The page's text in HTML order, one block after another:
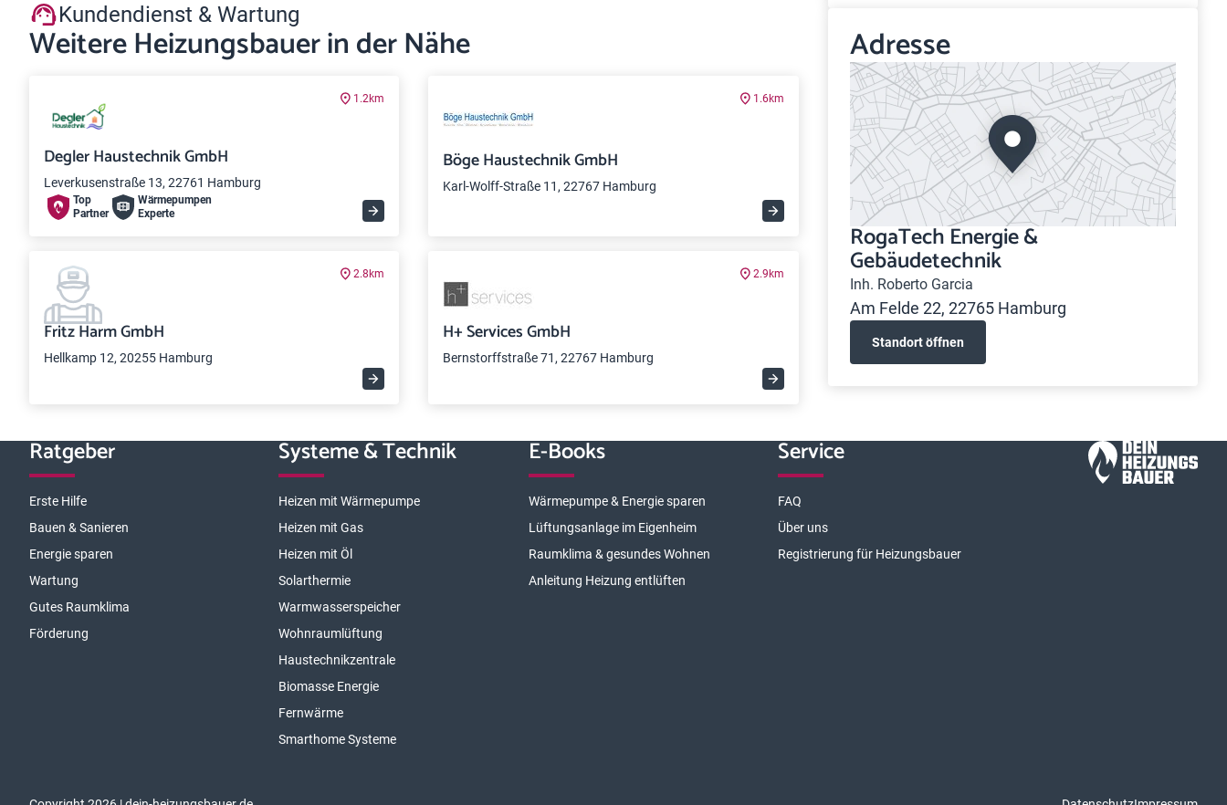
Kundendienst & Wartung
Weitere Heizungsbauer in der Nähe
1.2km
Degler Haustechnik GmbH
Leverkusenstraße 13, 22761 Hamburg
Top
Partner
Wärme­pumpen
Experte
1.6km
Böge Haustechnik GmbH
Karl-Wolff-Straße 11, 22767 Hamburg
2.8km
Fritz Harm GmbH
Hellkamp 12, 20255 Hamburg
2.9km
H+ Services GmbH
Bernstorffstraße 71, 22767 Hamburg
Adresse
RogaTech Energie &
Gebäudetechnik
Inh. Roberto Garcia
Am Felde 22, 22765 Hamburg
Standort öffnen
Ratgeber
Erste Hilfe
Bauen & Sanieren
Energie sparen
Wartung
Gutes Raumklima
Förderung
Systeme & Technik
Heizen mit Wärmepumpe
Heizen mit Gas
Heizen mit Öl
Solarthermie
Warmwasserspeicher
Wohnraumlüftung
Haustechnikzentrale
Biomasse Energie
Fernwärme
Smarthome Systeme
E-Books
Wärmepumpe & Energie sparen
Lüftungsanlage im Eigenheim
Raumklima & gesundes Wohnen
Anleitung Heizung entlüften
Service
FAQ
Über uns
Registrierung für Heizungsbauer